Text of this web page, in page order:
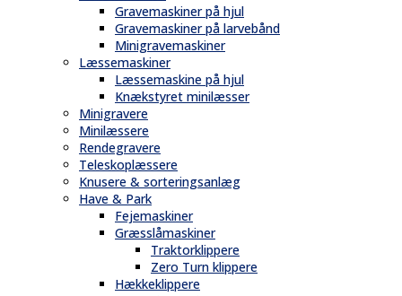
Gravemaskiner på hjul
Gravemaskiner på larvebånd
Minigravemaskiner
Læssemaskiner
Læssemaskine på hjul
Knækstyret minilæsser
Minigravere
Minilæssere
Rendegravere
Teleskoplæssere
Knusere & sorteringsanlæg
Have & Park
Fejemaskiner
Græsslåmaskiner
Traktorklippere
Zero Turn klippere
Hækkeklippere